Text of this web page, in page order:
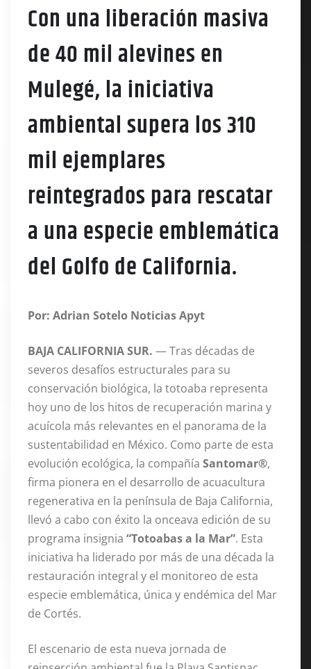
Con una liberación masiva
de 40 mil alevines en
Mulegé, la iniciativa
ambiental supera los 310
mil ejemplares
reintegrados para rescatar
a una especie emblemática
del Golfo de California.
Por: Adrian Sotelo Noticias Apyt
BAJA CALIFORNIA SUR. — Tras décadas de
severos desafíos estructurales para su
conservación biológica, la totoaba representa
hoy uno de los hitos de recuperación marina y
acuícola más relevantes en el panorama de la
sustentabilidad en México. Como parte de esta
evolución ecológica, la compañía Santomar®,
firma pionera en el desarrollo de acuacultura
regenerativa en la península de Baja California,
llevó a cabo con éxito la onceava edición de su
programa insignia “Totoabas a la Mar”. Esta
iniciativa ha liderado por más de una década la
restauración integral y el monitoreo de esta
especie emblemática, única y endémica del Mar
de Cortés.
El escenario de esta nueva jornada de